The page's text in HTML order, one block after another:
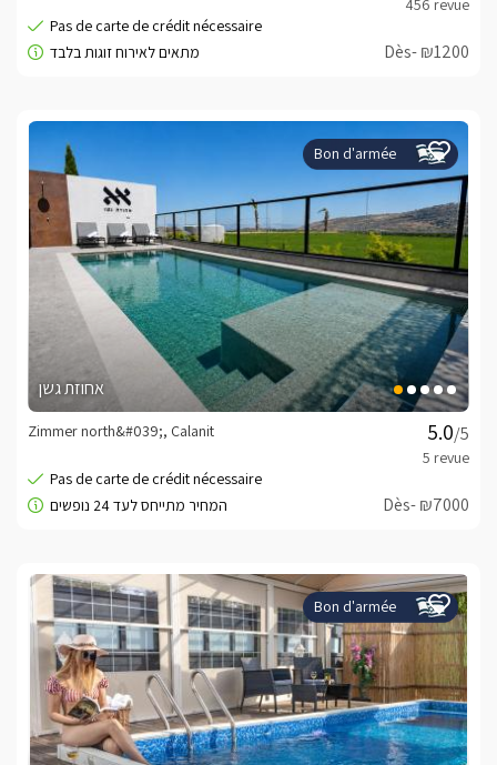
Dès- ₪1200
Bon d'armée
אחוזת גשן
/5
Zimmer north&#039;, Calanit
Dès- ₪7000
Bon d'armée